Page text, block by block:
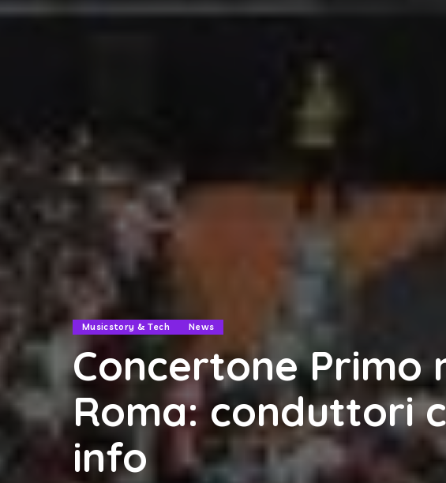
Musicstory & Tech News
Concertone Primo
Roma: conduttori
info